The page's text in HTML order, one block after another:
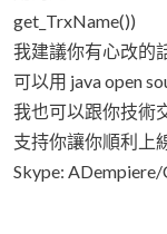
get_TrxName())
我建議你有心改的
可以用 java open
我也可以跟你技術
支持你讓你順利上
Skype: